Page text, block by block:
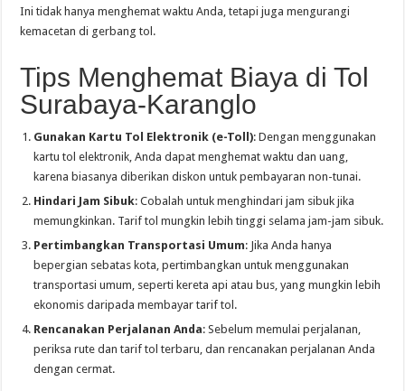
Ini tidak hanya menghemat waktu Anda, tetapi juga mengurangi
kemacetan di gerbang tol.
Tips Menghemat Biaya di Tol
Surabaya-Karanglo
Gunakan Kartu Tol Elektronik (e-Toll): Dengan menggunakan
kartu tol elektronik, Anda dapat menghemat waktu dan uang,
karena biasanya diberikan diskon untuk pembayaran non-tunai.
Hindari Jam Sibuk: Cobalah untuk menghindari jam sibuk jika
memungkinkan. Tarif tol mungkin lebih tinggi selama jam-jam sibuk.
Pertimbangkan Transportasi Umum: Jika Anda hanya
bepergian sebatas kota, pertimbangkan untuk menggunakan
transportasi umum, seperti kereta api atau bus, yang mungkin lebih
ekonomis daripada membayar tarif tol.
Rencanakan Perjalanan Anda: Sebelum memulai perjalanan,
periksa rute dan tarif tol terbaru, dan rencanakan perjalanan Anda
dengan cermat.